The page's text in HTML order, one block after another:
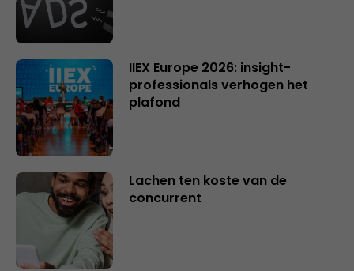
IIEX Europe 2026: insight-
professionals verhogen het
plafond
Lachen ten koste van de
concurrent